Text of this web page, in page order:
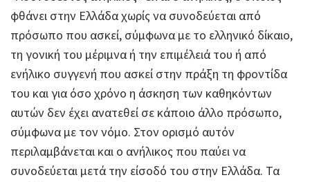
φθάνει στην Ελλάδα χωρίς να συνοδεύεται από
πρόσωπο που ασκεί, σύμφωνα με το ελληνικό δίκαιο,
τη γονική του μέριμνα ή την επιμέλειά του ή από
ενήλικο συγγενή που ασκεί στην πράξη τη φροντίδα
του και για όσο χρόνο η άσκηση των καθηκόντων
αυτών δεν έχει ανατεθεί σε κάποιο άλλο πρόσωπο,
σύμφωνα με τον νόμο. Στον ορισμό αυτόν
περιλαμβάνεται και ο ανήλικος που παύει να
συνοδεύεται μετά την είσοδό του στην Ελλάδα. Τα